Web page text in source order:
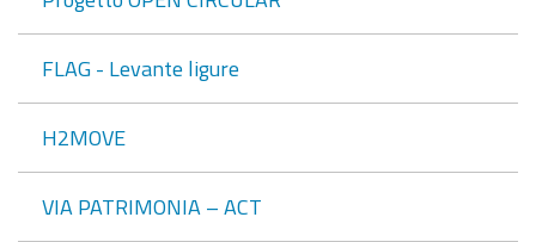
FLAG - Levante ligure
H2MOVE
VIA PATRIMONIA – ACT